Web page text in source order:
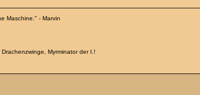
Maschine." - Marvin
Myrminator der I.!